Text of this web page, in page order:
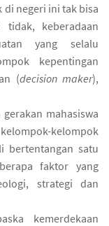
di negeri ini tak bisa
keberadaan
yang selalu
kepentingan
(decision maker),
mahasiswa
kelompok
bertentangan satu
faktor yang
strategi dan
kemerdekaan